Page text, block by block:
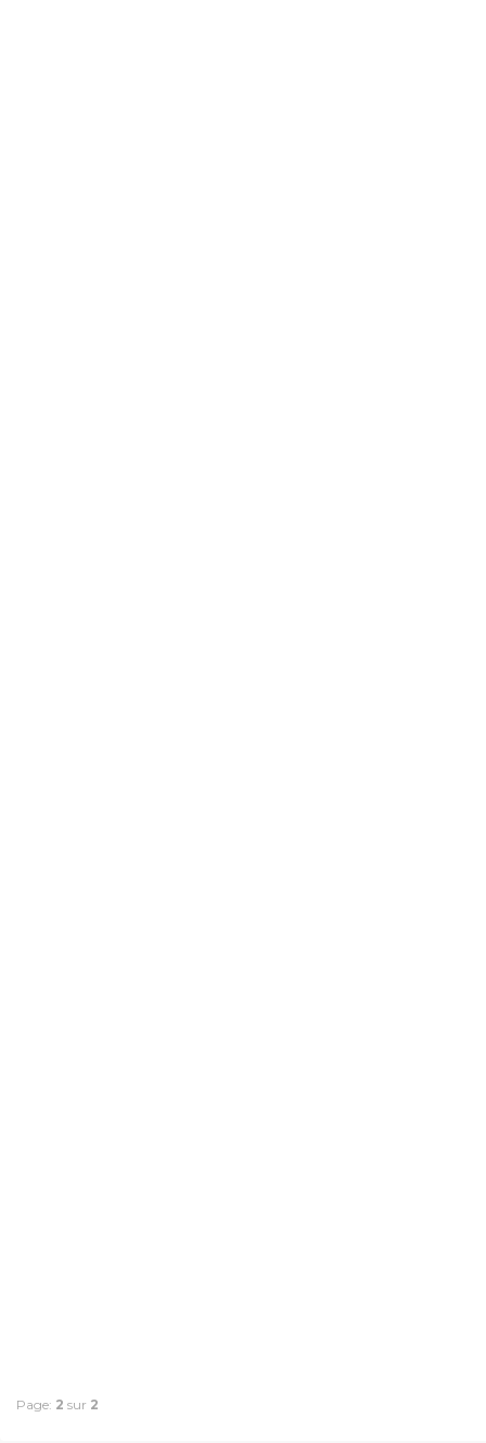
Page: 2 sur 2